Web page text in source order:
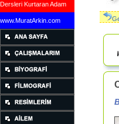
Dersleri Kurtaran Adam
www.MuratArkin.com